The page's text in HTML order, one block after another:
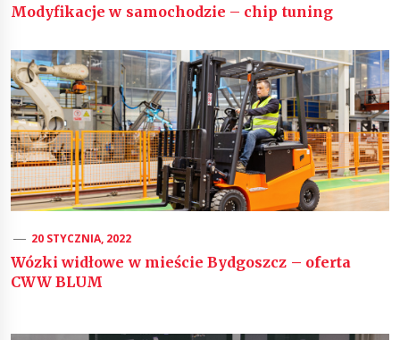
Modyfikacje w samochodzie – chip tuning
20 STYCZNIA, 2022
Wózki widłowe w mieście Bydgoszcz – oferta
CWW BLUM
Nawigacja